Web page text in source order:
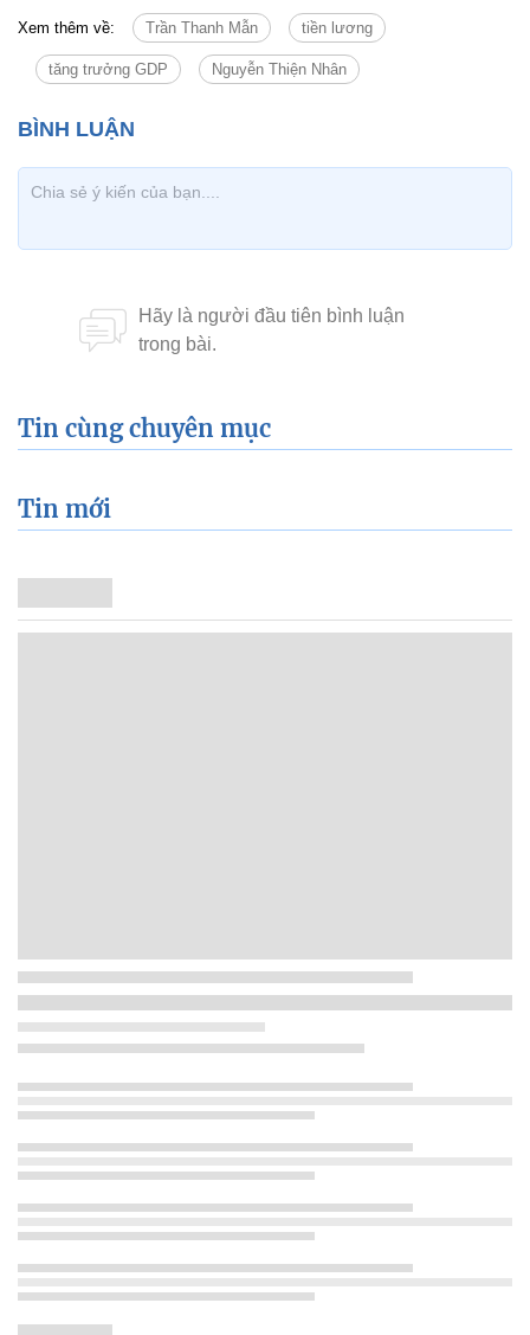
Xem thêm về: Trần Thanh Mẫn tiền lương
tăng trưởng GDP Nguyễn Thiện Nhân
Tin cùng chuyên mục
Tin mới